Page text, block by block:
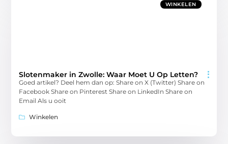
WINKELEN
Slotenmaker in Zwolle: Waar Moet U Op Letten?
Goed artikel? Deel hem dan op: Share on X (Twitter) Share on
Facebook Share on Pinterest Share on LinkedIn Share on
Email Als u ooit
Winkelen